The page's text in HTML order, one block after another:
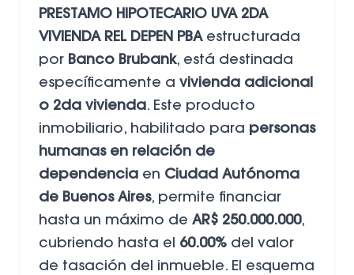
PRESTAMO HIPOTECARIO UVA 2DA
VIVIENDA REL DEPEN PBAestructurada
por Banco Brubank, está destinada
específicamente a vivienda adicional
o 2da vivienda. Este producto
inmobiliario, habilitado para personas
humanas en relación de
dependencia en Ciudad Autónoma
de Buenos Aires, permite financiar
hasta un máximo de AR$ 250.000.000,
cubriendo hasta el 60.00% del valor
de tasación del inmueble. El esquema